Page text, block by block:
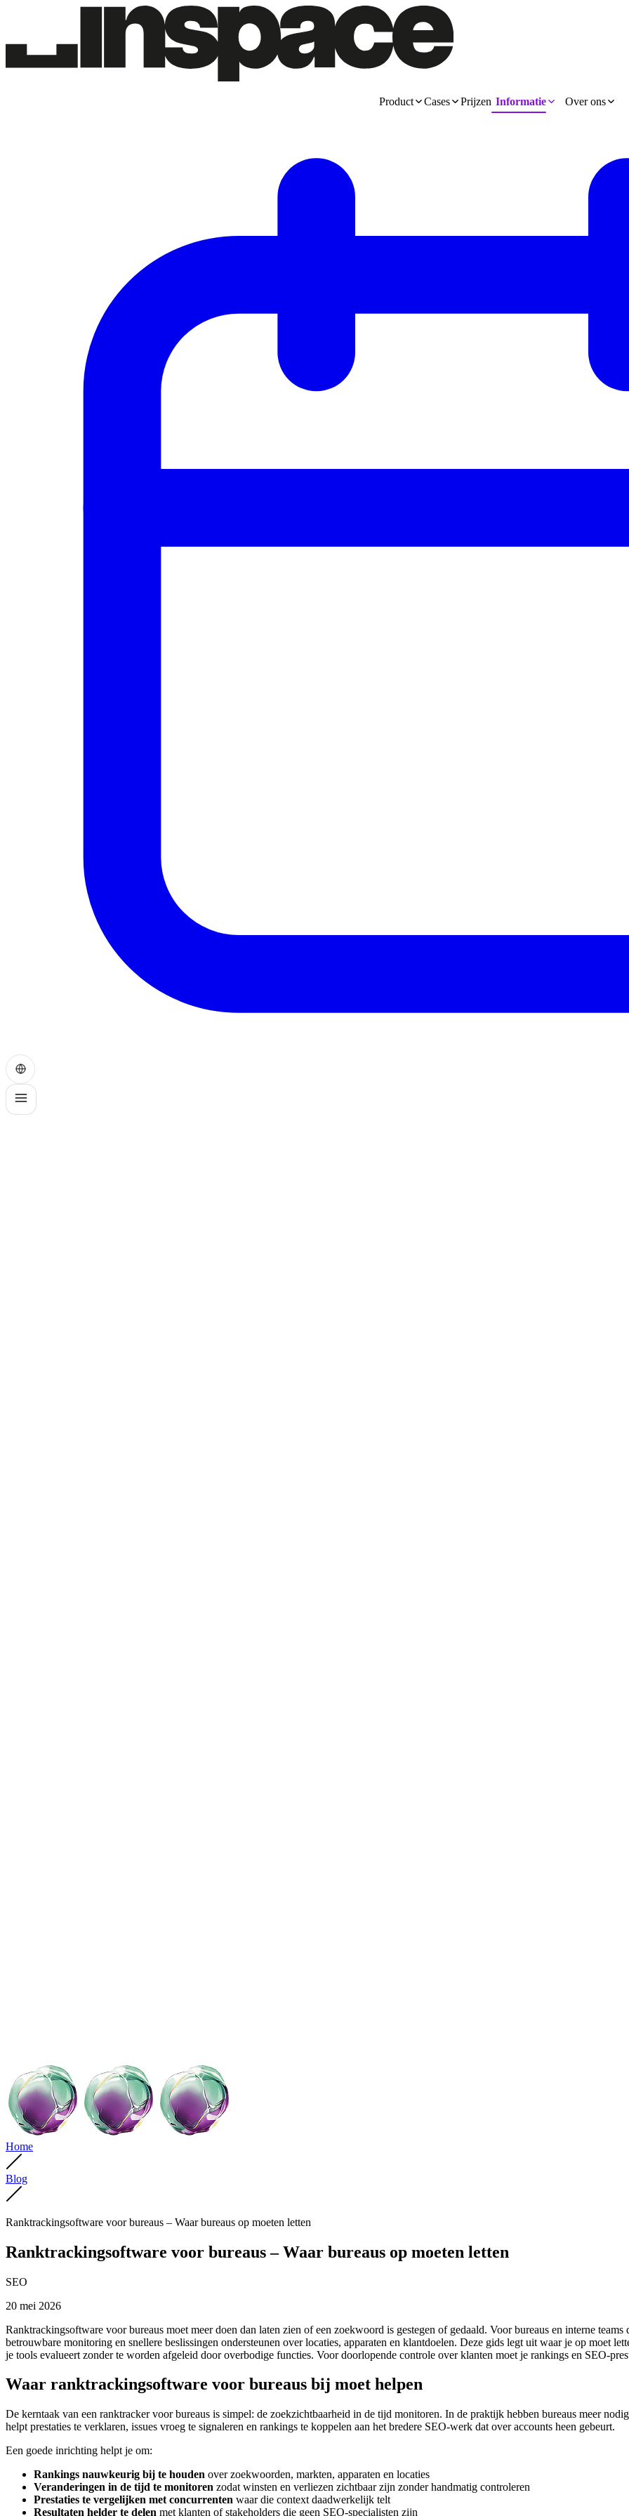
Product Cases Prijzen Informatie Over ons
Home
Blog
Ranktrackingsoftware voor bureaus – Waar bureaus op moeten letten
Ranktrackingsoftware voor bureaus – Waar bureaus op moeten letten
SEO
20 mei 2026
Ranktrackingsoftware voor bureaus moet meer doen dan laten zien of een zoekwoord is gestegen of gedaald. Voor bureaus en interne
betrouwbare monitoring en snellere beslissingen ondersteunen over locaties, apparaten en klantdoelen. Deze gids legt uit waar je op moet
je tools evalueert zonder te worden afgeleid door overbodige functies. Voor doorlopende controle over klanten moet je rankings en
Waar ranktrackingsoftware voor bureaus bij moet helpen
De kerntaak van een ranktracker voor bureaus is simpel: de zoekzichtbaarheid in de tijd monitoren. In de praktijk hebben bureaus meer
helpt prestaties te verklaren, issues vroeg te signaleren en rankings te koppelen aan het bredere SEO‑werk dat over accounts heen gebeurt.
Een goede inrichting helpt je om:
Rankings nauwkeurig bij te houden over zoekwoorden, markten, apparaten en locaties
Veranderingen in de tijd te monitoren zodat winsten en verliezen zichtbaar zijn zonder handmatig controleren
Prestaties te vergelijken met concurrenten waar die context daadwerkelijk telt
Resultaten helder te delen met klanten of stakeholders die geen SEO‑specialisten zijn